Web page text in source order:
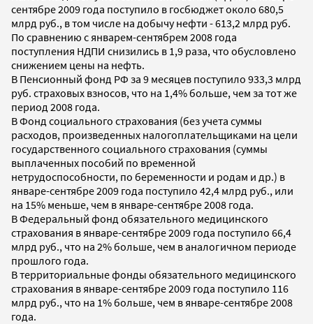
сентябре 2009 года поступило в госбюджет около 680,5
млрд руб., в том числе на добычу нефти - 613,2 млрд руб.
По сравнению с январем-сентябрем 2008 года
поступления НДПИ снизились в 1,9 раза, что обусловлено
снижением цены на нефть.
В Пенсионный фонд РФ за 9 месяцев поступило 933,3 млрд
руб. страховых взносов, что на 1,4% больше, чем за тот же
период 2008 года.
В Фонд социального страхования (без учета суммы
расходов, произведенных налогоплательщиками на цели
государственного социального страхования (суммы
выплаченных пособий по временной
нетрудоспособности, по беременности и родам и др.) в
январе-сентябре 2009 года поступило 42,4 млрд руб., или
на 15% меньше, чем в январе-сентябре 2008 года.
В Федеральный фонд обязательного медицинского
страхования в январе-сентябре 2009 года поступило 66,4
млрд руб., что на 2% больше, чем в аналогичном периоде
прошлого года.
В территориальные фонды обязательного медицинского
страхования в январе-сентябре 2009 года поступило 116
млрд руб., что на 1% больше, чем в январе-сентябре 2008
года.